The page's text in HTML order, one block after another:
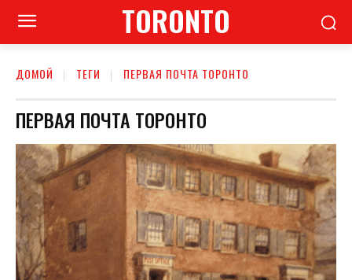
TORONTO
ДОМОЙ ТЕГИ ПЕРВАЯ ПОЧТА ТОРОНТО
ПЕРВАЯ ПОЧТА ТОРОНТО